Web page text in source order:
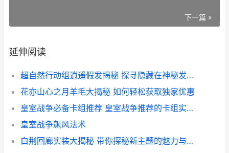
下一篇 »
延伸阅读
超自然行动组逍遥假发揭秘 探寻隐藏在神秘发饰背后的故事
花亦山心之月羊毛大揭秘 如何轻松获取独家优惠
皇室战争必备卡组推荐 皇室战争推荐的卡组实战攻略解析
皇室战争飙风法术
白荆回廊实装大揭秘 带你探秘新主题的魅力与适用攻略